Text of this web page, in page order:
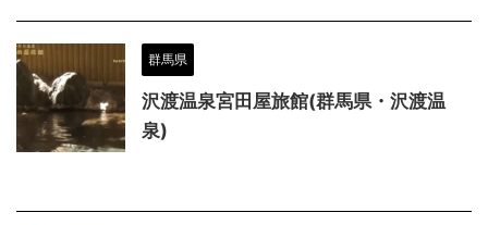
群馬県
沢渡温泉宮田屋旅館(群馬県・沢渡温
泉)